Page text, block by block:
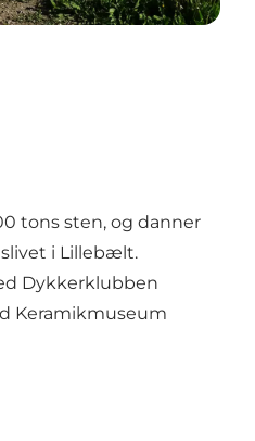
tons sten, og danner
i Lillebælt.
Dykkerklubben
Keramikmuseum